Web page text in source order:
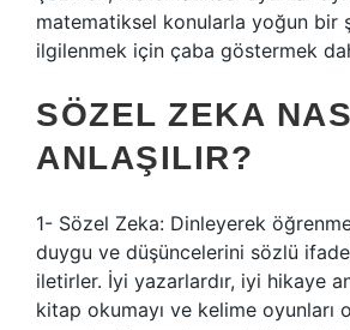
matematiksel konularla yoğun bir
ilgilenmek için çaba göstermek
SÖZEL ZEKA
ANLAŞILIR?
1- Sözel Zeka: Dinleyerek
duygu ve düşüncelerini sözlü
iletirler. İyi yazarlardır, iyi hikaye
kitap okumayı ve kelime oyunları